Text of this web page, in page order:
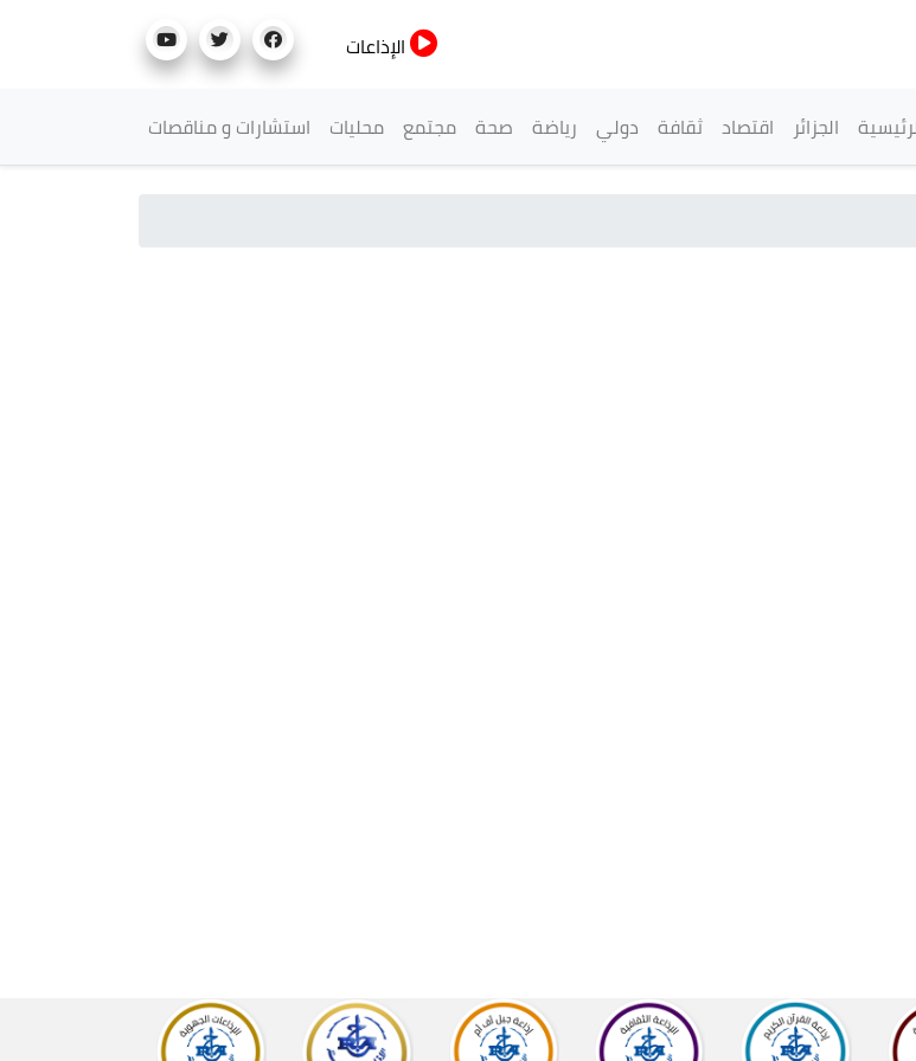
الإذاعات
الرئيسيةالجزائر اقتصاد ثقافة دولي رياضة صحة مجتمع محليات استشارات و مناقصات